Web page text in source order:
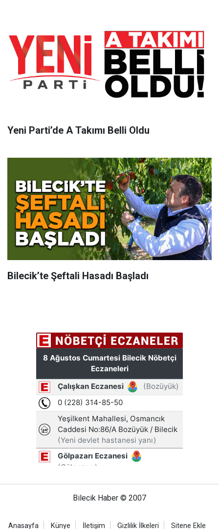
Yeni Parti’de A Takımı Belli Oldu
Bilecik’te Şeftali Hasadı Başladı
Bilecik Haber © 2007
Anasayfa Künye İletişim Gizlilik İlkeleri Sitene Ekle